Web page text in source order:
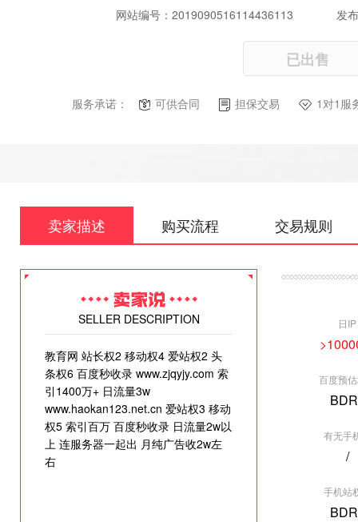
网站编号： 2019090516114436113 发
已出售
服务承诺： 可供合同 担保交易 1对1服
卖家描述 购买流程 交易规则
SELLER DESCRIPTION
教育网 站长权2 移动权4 爱站权2 头
条权6 百度秒收录 www.zjqyjy.com 索
引1400万+ 日流量3w
www.haokan123.net.cn 爱站权3 移动
权5 索引百万 百度秒收录 日流量2w以
上 连服务器一起出 月纯广告收2w左
右
日IP
百度预
有无手
/
手机站
权重:BDR0